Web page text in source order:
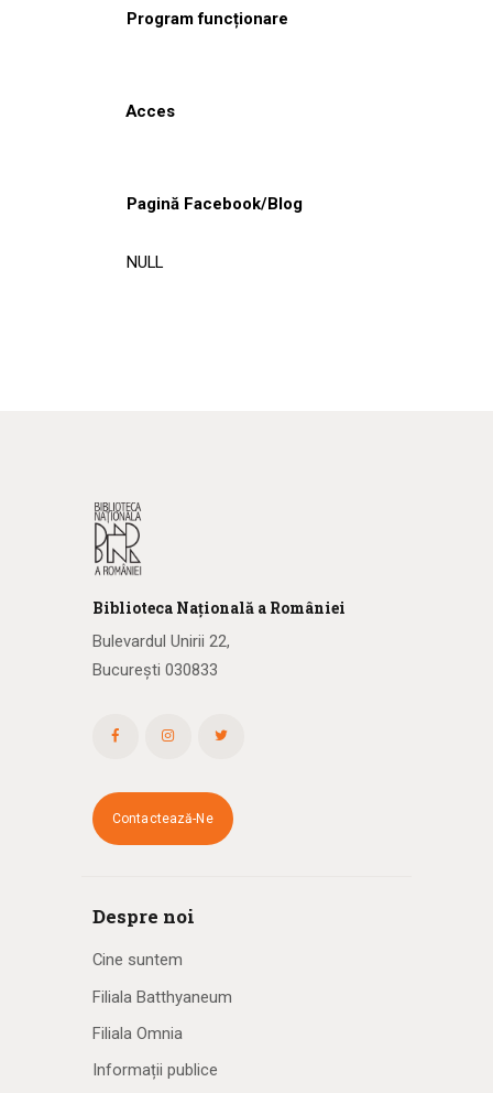
Program funcționare
Acces
Pagină Facebook/Blog
NULL
Biblioteca Națională a României
Bulevardul Unirii 22,
București 030833
Contactează-Ne
Despre noi
Cine suntem
Filiala Batthyaneum
Filiala Omnia
Informații publice